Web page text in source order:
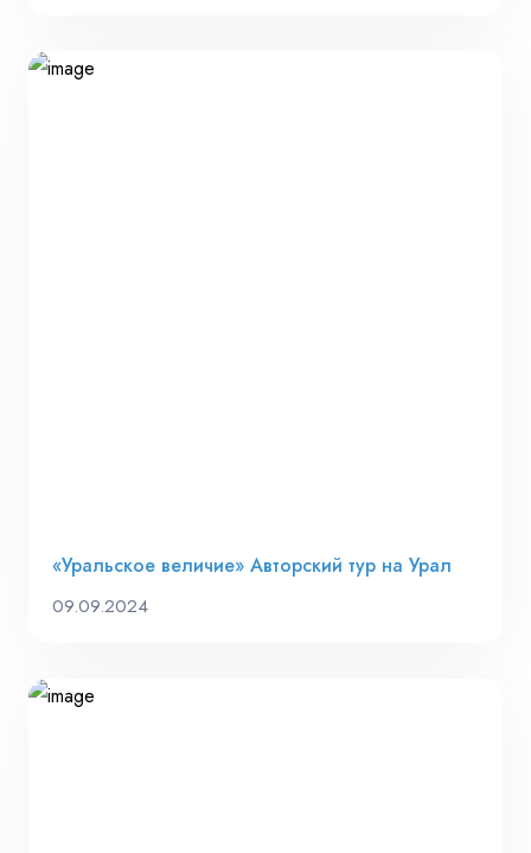
«Уральское величие» Авторский тур на Урал
09.09.2024